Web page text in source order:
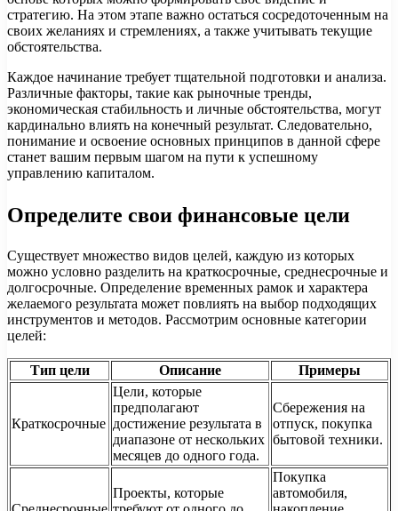
стратегию. На этом этапе важно остаться сосредоточенным на
своих желаниях и стремлениях, а также учитывать текущие
обстоятельства.
Каждое начинание требует тщательной подготовки и анализа.
Различные факторы, такие как рыночные тренды,
экономическая стабильность и личные обстоятельства, могут
кардинально влиять на конечный результат. Следовательно,
понимание и освоение основных принципов в данной сфере
станет вашим первым шагом на пути к успешному
управлению капиталом.
Определите свои финансовые цели
Существует множество видов целей, каждую из которых
можно условно разделить на краткосрочные, среднесрочные и
долгосрочные. Определение временных рамок и характера
желаемого результата может повлиять на выбор подходящих
инструментов и методов. Рассмотрим основные категории
целей:
Тип цели Описание Примеры
Краткосрочные
Цели, которые
предполагают
достижение результата в
диапазоне от нескольких
месяцев до одного года.
Сбережения на
отпуск, покупка
бытовой техники.
Проекты, которые
Покупка
автомобиля,